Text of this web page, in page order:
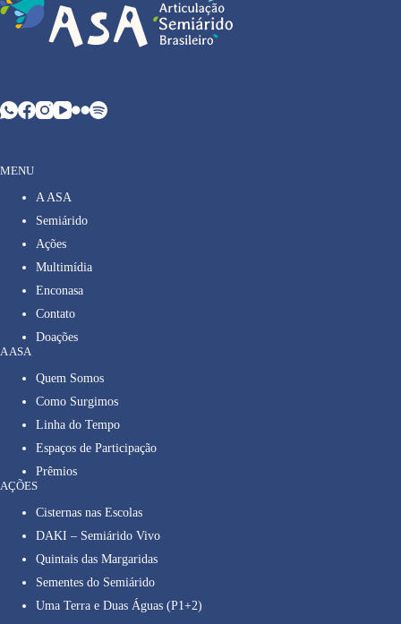
MENU
A ASA
Semiárido
Ações
Multimídia
Enconasa
Contato
Doações
A ASA
Quem Somos
Como Surgimos
Linha do Tempo
Espaços de Participação
Prêmios
AÇÕES
Cisternas nas Escolas
DAKI – Semiárido Vivo
Quintais das Margaridas
Sementes do Semiárido
Uma Terra e Duas Águas (P1+2)